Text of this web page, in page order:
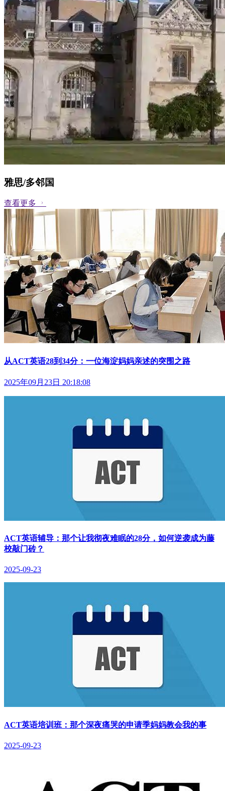
雅思/多邻国
查看更多
从ACT英语28到34分：一位海淀妈妈亲述的突围之路
2025年09月23日 20:18:08
ACT英语辅导：那个让我彻夜难眠的28分，如何逆袭成为藤
校敲门砖？
2025-09-23
ACT英语培训班：那个深夜痛哭的申请季妈妈教会我的事
2025-09-23